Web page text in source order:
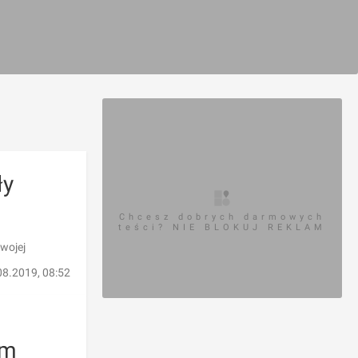
08:52
Chcesz dobrych darmowych
teści? NIE BLOKUJ REKLAM